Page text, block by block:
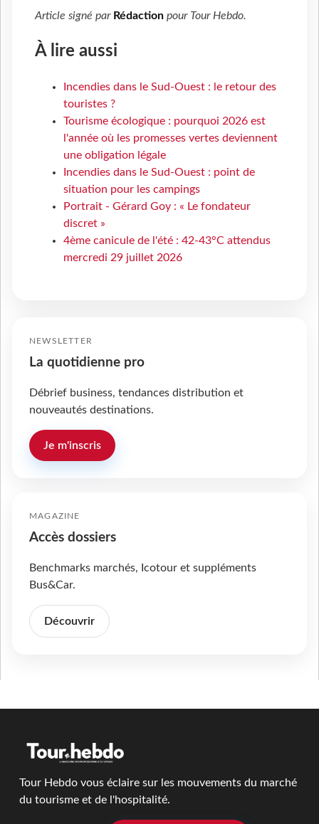
Article signé par Rédaction pour Tour Hebdo.
À lire aussi
Incendies dans le Sud-Ouest : le retour des
touristes ?
Tourisme écologique : pourquoi 2026 est
l'année où les promesses vertes deviennent
une obligation légale
Incendies dans le Sud-Ouest : point de
situation pour les campings
Portrait - Gérard Goy : « Le fondateur
discret »
4ème canicule de l'été : 42-43°C attendus
mercredi 29 juillet 2026
NEWSLETTER
La quotidienne pro
Débrief business, tendances distribution et
nouveautés destinations.
Je m'inscris
MAGAZINE
Accès dossiers
Benchmarks marchés, Icotour et suppléments
Bus&Car.
Découvrir
Tour Hebdo vous éclaire sur les mouvements du marché
du tourisme et de l'hospitalité.